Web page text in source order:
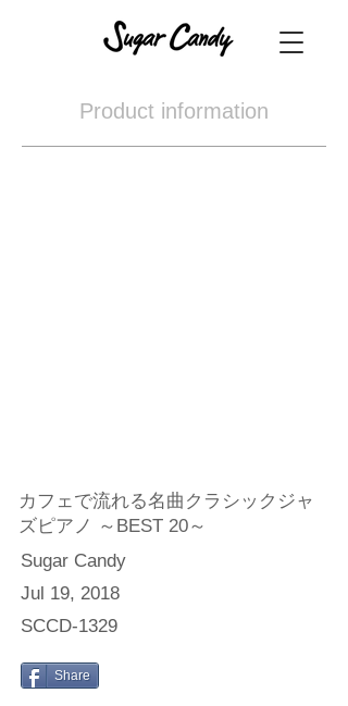
Product information
カフェで流れる名曲クラシックジャ
ズピアノ ～BEST 20～
Sugar Candy
Jul 19, 2018
SCCD-1329
Share